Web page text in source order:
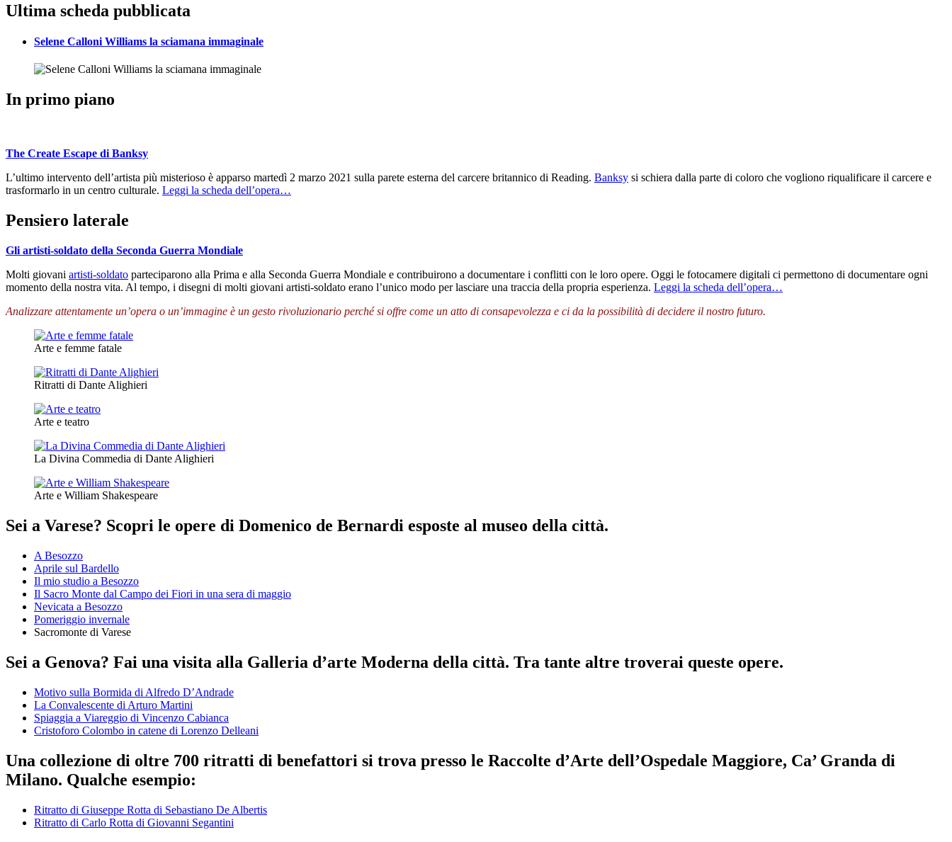
Ultima scheda pubblicata
Selene Calloni Williams la sciamana immaginale
In primo piano
The Create Escape di Banksy
L’ultimo intervento dell’artista più misterioso è apparso martedì 2 marzo 2021 sulla parete esterna del carcere britannico di Reading. Banksy si schiera dalla parte di coloro che vogliono riqualificare il carcere e
trasformarlo in un centro culturale. Leggi la scheda dell’opera…
Pensiero laterale
Gli artisti-soldato della Seconda Guerra Mondiale
Molti giovani artisti-soldato parteciparono alla Prima e alla Seconda Guerra Mondiale e contribuirono a documentare i conflitti con le loro opere. Oggi le fotocamere digitali ci permettono di documentare ogni
momento della nostra vita. Al tempo, i disegni di molti giovani artisti-soldato erano l’unico modo per lasciare una traccia della propria esperienza. Leggi la scheda dell’opera…
Analizzare attentamente un’opera o un’immagine è un gesto rivoluzionario perché si offre come un atto di consapevolezza e ci da la possibilità di decidere il nostro futuro.
Arte e femme fatale
Ritratti di Dante Alighieri
Arte e teatro
La Divina Commedia di Dante Alighieri
Arte e William Shakespeare
Sei a Varese? Scopri le opere di Domenico de Bernardi esposte al museo della città.
A Besozzo
Aprile sul Bardello
Il mio studio a Besozzo
Il Sacro Monte dal Campo dei Fiori in una sera di maggio
Nevicata a Besozzo
Pomeriggio invernale
Sacromonte di Varese
Sei a Genova? Fai una visita alla Galleria d’arte Moderna della città. Tra tante altre troverai queste opere.
Motivo sulla Bormida di Alfredo D’Andrade
La Convalescente di Arturo Martini
Spiaggia a Viareggio di Vincenzo Cabianca
Cristoforo Colombo in catene di Lorenzo Delleani
Una collezione di oltre 700 ritratti di benefattori si trova presso le Raccolte d’Arte dell’Ospedale Maggiore, Ca’ Granda di
Milano. Qualche esempio:
Ritratto di Giuseppe Rotta di Sebastiano De Albertis
Ritratto di Carlo Rotta di Giovanni Segantini